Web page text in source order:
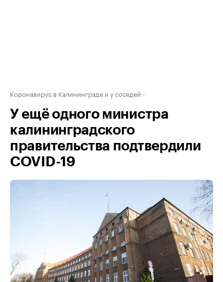
Коронавирус в Калининграде и у соседей
У ещё одного министра
калининградского
правительства подтвердили
COVID-19